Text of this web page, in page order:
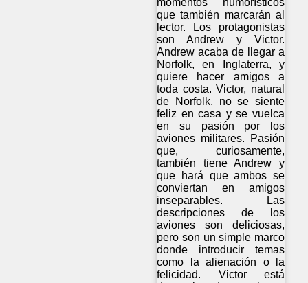
que también marcarán al
lector. Los protagonistas
son Andrew y Victor.
Andrew acaba de llegar a
Norfolk, en Inglaterra, y
quiere hacer amigos a
toda costa. Victor, natural
de Norfolk, no se siente
feliz en casa y se vuelca
en su pasión por los
aviones militares. Pasión
que, curiosamente,
también tiene Andrew y
que hará que ambos se
conviertan en amigos
inseparables. Las
descripciones de los
aviones son deliciosas,
pero son un simple marco
donde introducir temas
como la alienación o la
felicidad. Victor está